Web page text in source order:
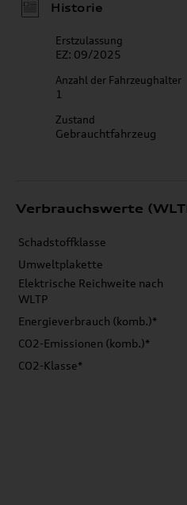
Historie
Erstzulassung
EZ: 09/2025
Anzahl der Fahrzeughalter
1
Zustand
Gebrauchtfahrzeug
Verbrauchswerte
Schadstoffklasse
Umweltplakette
Elektrische Reichweite nach
WLTP
Energieverbrauch (komb.)*
CO2-Emissionen (komb.)*
CO2-Klasse*